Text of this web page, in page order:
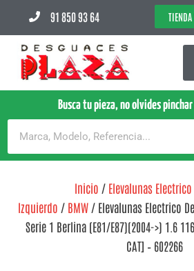
91 850 93 64
Busca tu pieza, no olvides pinchar
Inicio / Elevalunas
Izquierdo / BMW / Elevalunas Electrico
Serie 1 Berlina (E81/E87)(2004->) 1.6
CAT] – 602266